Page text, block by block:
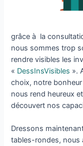
grâce à la
nous sommes trop
rendre visibles les
« DessInsVisibles ».
choix, notre
nous rend heureux
découvert nos
Dressons
tables-rondes, nous